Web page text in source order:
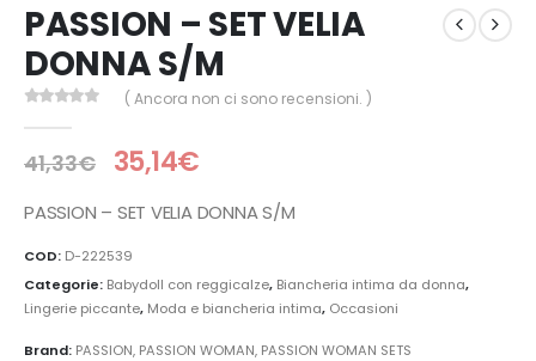
PASSION – SET VELIA
DONNA S/M
( Ancora non ci sono recensioni. )
41,33€ 35,14€
PASSION – SET VELIA DONNA S/M
COD: D-222539
Categorie: Babydoll con reggicalze, Biancheria intima da donna,
Lingerie piccante, Moda e biancheria intima, Occasioni
Brand: PASSION, PASSION WOMAN, PASSION WOMAN SETS